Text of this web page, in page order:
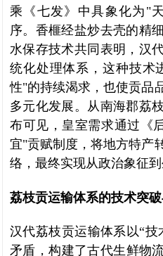
乘《七发》中具象化为"
序。香榧经盐炒去壳的精
水保存技术共同表明，汉
统化处理体系，这种技术
性"的持续渴求，也使贡品
多元化发展。从南海郡荔
布可见，皇室需求通过《
宜"贡赋制度，将地方特产
络，最终实现从政治象征到
荔枝贡运输体系的技术突
汉代荔枝贡运输体系以“
矛盾，构建了古代生鲜物